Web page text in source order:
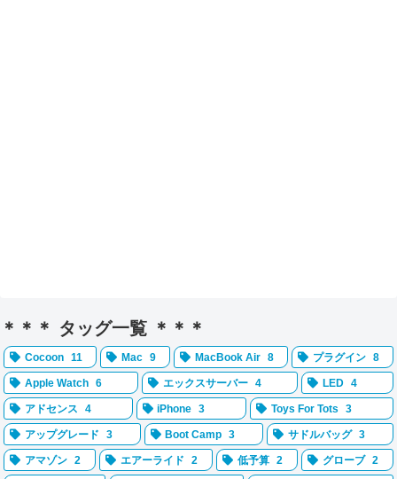
＊＊＊ タッグ一覧 ＊＊＊
Cocoon 11 Mac 9 MacBook Air 8 プラグイン 8
Apple Watch 6 エックスサーバー 4 LED 4
アドセンス 4 iPhone 3 Toys For Tots 3
アップグレード 3 Boot Camp 3 サドルバッグ 3
アマゾン 2 エアーライド 2 低予算 2 グローブ 2